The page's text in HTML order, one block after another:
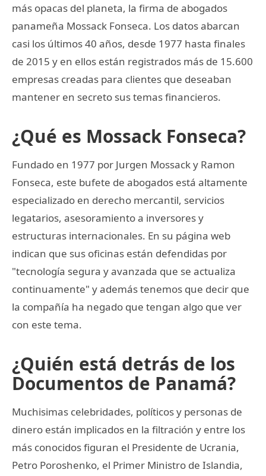
más opacas del planeta, la firma de abogados
panameña Mossack Fonseca. Los datos abarcan
casi los últimos 40 años, desde 1977 hasta finales
de 2015 y en ellos están registrados más de 15.600
empresas creadas para clientes que deseaban
mantener en secreto sus temas financieros.
¿Qué es Mossack Fonseca?
Fundado en 1977 por Jurgen Mossack y Ramon
Fonseca, este bufete de abogados está altamente
especializado en derecho mercantil, servicios
legatarios, asesoramiento a inversores y
estructuras internacionales. En su página web
indican que sus oficinas están defendidas por
"tecnología segura y avanzada que se actualiza
continuamente" y además tenemos que decir que
la compañía ha negado que tengan algo que ver
con este tema.
¿Quién está detrás de los
Documentos de Panamá?
Muchisimas celebridades, políticos y personas de
dinero están implicados en la filtración y entre los
más conocidos figuran el Presidente de Ucrania,
Petro Poroshenko, el Primer Ministro de Islandia,